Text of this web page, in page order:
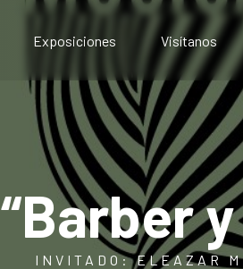
Exposiciones
Exposiciones presenciales
Exposiciones virtuales
Visítanos
“Barber
INVITADO: ELEAZAR